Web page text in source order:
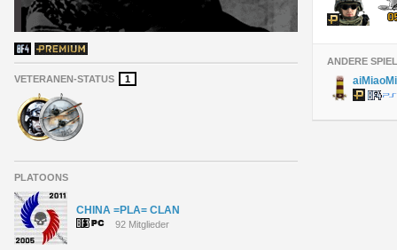
VETERANEN-STATUS 1
PLATOONS
CHINA =PLA= CLAN
92 Mitglieder
ANDERE